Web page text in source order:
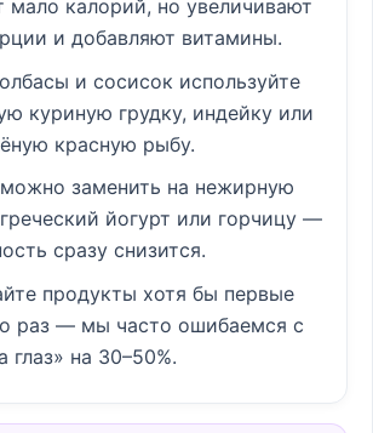
мало калорий, но увеличивают
и добавляют витамины.
и сосисок используйте
куриную грудку, индейку или
красную рыбу.
заменить на нежирную
йогурт или горчицу —
сразу снизится.
продукты хотя бы первые
раз — мы часто ошибаемся с
глаз» на 30–50%.